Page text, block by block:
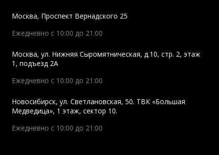
Москва, Проспект Вернадского 25
Ежедневно с 10:00 до 21:00
Москва, ул. Нижняя Сыромятническая, д.10, стр. 2, этаж
1, подъезд 2A
Ежедневно с 10:00 до 21:00
Новосибирск, ул. Светлановская, 50. ТВК «Большая
Медведица», 1 этаж, сектор 10.
Ежедневно с 10:00 до 21:00